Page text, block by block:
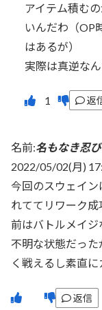
アイテム積む
いんだわ（OP
はあるが）
実際は真逆な
返
名前:名もなき忍
2022/05/02(月)
今回のスウェイ
れててリワーク成
前はバトルメイ
不明な状態だっ
く戦えるし素直
返信